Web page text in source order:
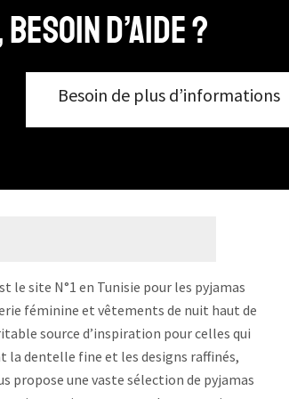
d’aide ?
Besoin de plus d’informations
le site N°1 en Tunisie pour les pyjamas
féminine et vêtements de nuit haut de
source d’inspiration pour celles qui
la dentelle fine et les designs raffinés,
propose une vaste sélection de pyjamas